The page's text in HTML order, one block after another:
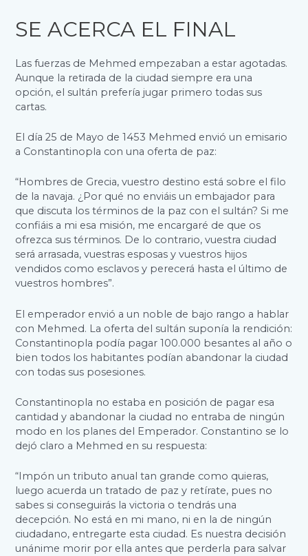
SE ACERCA EL FINAL
Las fuerzas de Mehmed empezaban a estar agotadas.
Aunque la retirada de la ciudad siempre era una
opción, el sultán prefería jugar primero todas sus
cartas.
El día 25 de Mayo de 1453 Mehmed envió un emisario
a Constantinopla con una oferta de paz:
“Hombres de Grecia, vuestro destino está sobre el filo
de la navaja. ¿Por qué no enviáis un embajador para
que discuta los términos de la paz con el sultán? Si me
confiáis a mi esa misión, me encargaré de que os
ofrezca sus términos. De lo contrario, vuestra ciudad
será arrasada, vuestras esposas y vuestros hijos
vendidos como esclavos y perecerá hasta el último de
vuestros hombres”.
El emperador envió a un noble de bajo rango a hablar
con Mehmed. La oferta del sultán suponía la rendición:
Constantinopla podía pagar 100.000 besantes al año o
bien todos los habitantes podían abandonar la ciudad
con todas sus posesiones.
Constantinopla no estaba en posición de pagar esa
cantidad y abandonar la ciudad no entraba de ningún
modo en los planes del Emperador. Constantino se lo
dejó claro a Mehmed en su respuesta:
“Impón un tributo anual tan grande como quieras,
luego acuerda un tratado de paz y retírate, pues no
sabes si conseguirás la victoria o tendrás una
decepción. No está en mi mano, ni en la de ningún
ciudadano, entregarte esta ciudad. Es nuestra decisión
unánime morir por ella antes que perderla para salvar